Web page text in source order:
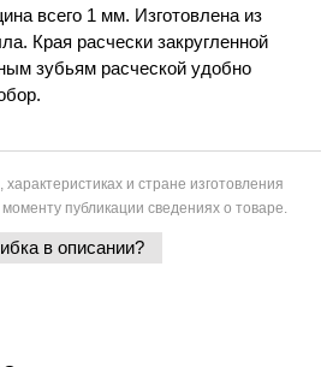
всего 1 мм. Изготовлена из
Края расчески закругленной
зубьям расческой удобно
и стране изготовления
публикации сведениях о товаре.
в описании?